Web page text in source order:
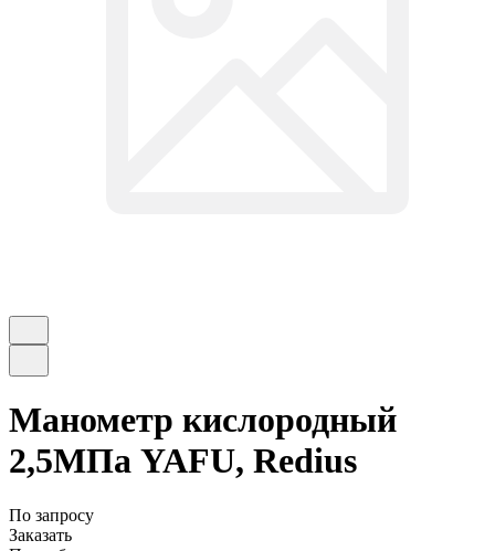
Манометр кислородный
2,5МПа YAFU, Redius
По запросу
Заказать